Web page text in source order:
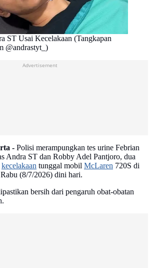
ST Usai Kecelakaan (Tangkapan
@andrastyt_)
Advertisement
- Polisi merampungkan tes urine Febrian
Andra ST dan Robby Adel Pantjoro, dua
kecelakaan tunggal mobil McLaren 720S di
(8/7/2026) dini hari.
bersih dari pengaruh obat-obatan